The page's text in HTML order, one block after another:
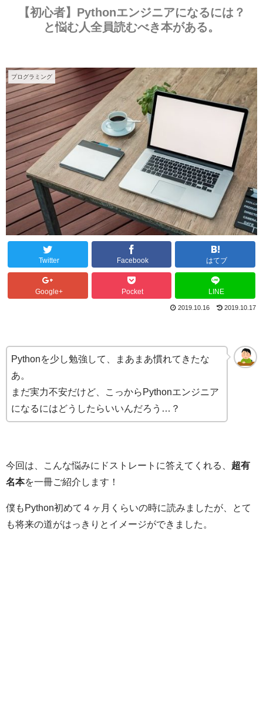
【初心者】Pythonエンジニアになるには？
と悩む人全員読むべき本がある。
プログラミング
Twitter Facebook はてブ
Google+ Pocket LINE
2019.10.16 2019.10.17
Pythonを少し勉強して、まあまあ慣れてきたな
あ。
まだ実力不安だけど、こっからPythonエンジニア
になるにはどうしたらいいんだろう…？
今回は、こんな悩みにドストレートに答えてくれる、 超有
名本を一冊ご紹介します！
僕もPython初めて４ヶ月くらいの時に読みましたが、とて
も将来の道がはっきりとイメージができました。